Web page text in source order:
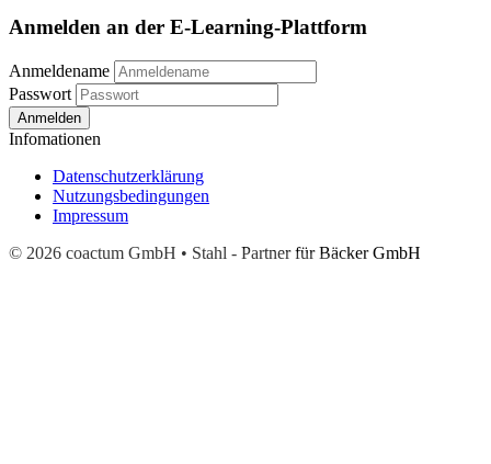
Anmelden an der E-Learning-Plattform
Anmeldename
Passwort
Anmelden
Infomationen
Datenschutzerklärung
Nutzungsbedingungen
Impressum
© 2026 coactum GmbH • Stahl - Partner für Bäcker GmbH